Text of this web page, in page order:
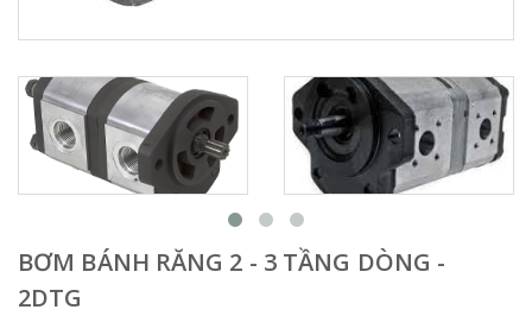
BƠM BÁNH RĂNG 2 - 3 TẦNG DÒNG -
2DTG